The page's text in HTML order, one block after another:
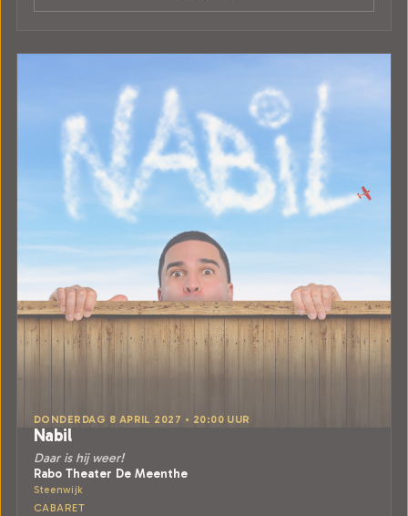
DONDERDAG 8 APRIL 2027 • 20:00 UUR
Nabil
Daar is hij weer!
Rabo Theater De Meenthe
Steenwijk
CABARET